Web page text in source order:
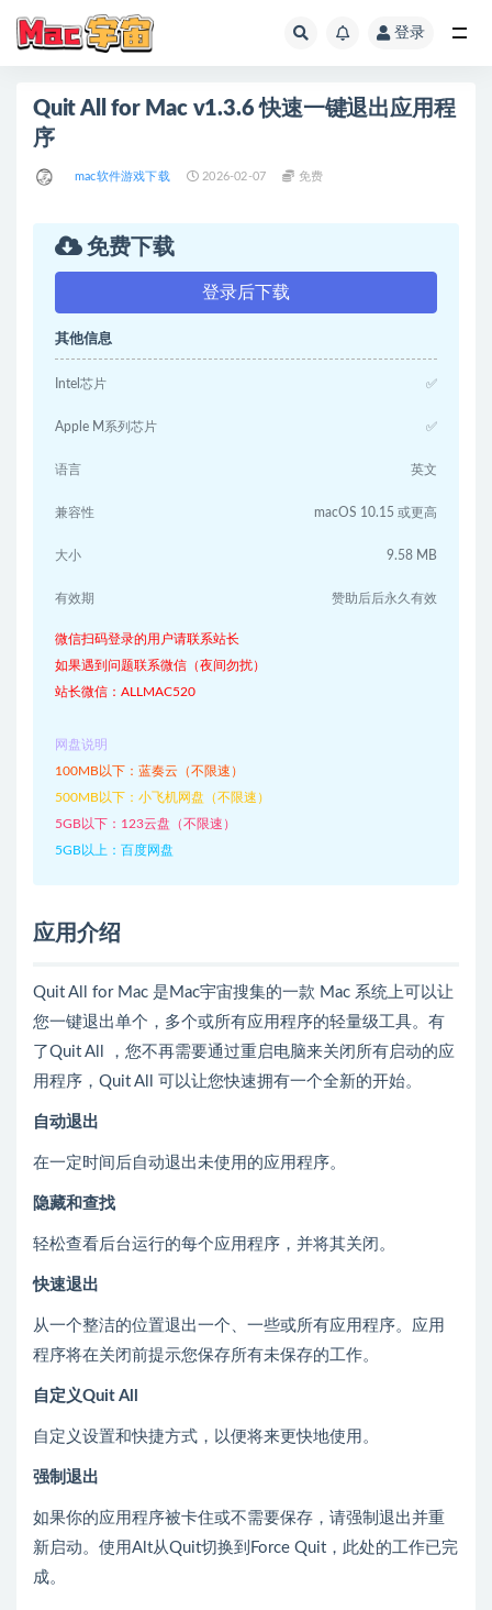
登录
Quit All for Mac v1.3.6 快速一键退出应用程
序
mac软件游戏下载 2026-02-07 免费
免费下载
登录后下载
其他信息
Intel芯片 ✅
Apple M系列芯片 ✅
语言 英文
兼容性 macOS 10.15 或更高
大小 9.58 MB
有效期 赞助后后永久有效
微信扫码登录的用户请联系站长
如果遇到问题联系微信（夜间勿扰）
站长微信：ALLMAC520
网盘说明
100MB以下：蓝奏云（不限速）
500MB以下：小飞机网盘（不限速）
5GB以下：123云盘（不限速）
5GB以上：百度网盘
应用介绍
Quit All for Mac 是Mac宇宙搜集的一款 Mac 系统上可以让
您一键退出单个，多个或所有应用程序的轻量级工具。有
了Quit All ，您不再需要通过重启电脑来关闭所有启动的应
用程序，Quit All 可以让您快速拥有一个全新的开始。
自动退出
在一定时间后自动退出未使用的应用程序。
隐藏和查找
轻松查看后台运行的每个应用程序，并将其关闭。
快速退出
从一个整洁的位置退出一个、一些或所有应用程序。应用
程序将在关闭前提示您保存所有未保存的工作。
自定义Quit All
自定义设置和快捷方式，以便将来更快地使用。
强制退出
如果你的应用程序被卡住或不需要保存，请强制退出并重
新启动。使用Alt从Quit切换到Force Quit，此处的工作已完
成。